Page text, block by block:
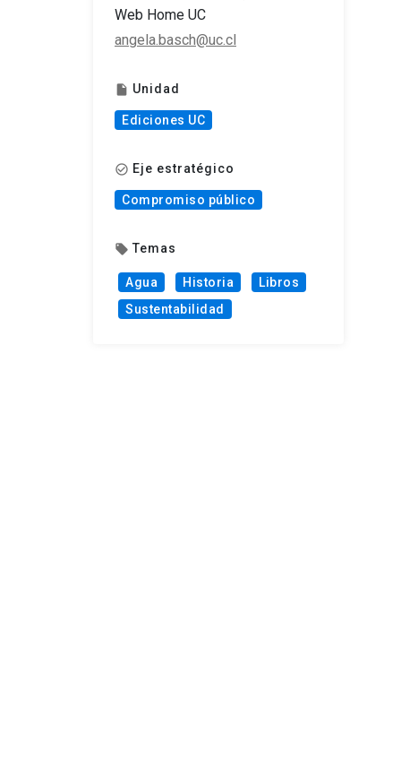
Web Home UC
angela.basch@uc.cl
insert_drive_file Unidad
Ediciones UC
check_circle_outline Eje estratégico
Compromiso público
local_offer Temas
Agua Historia
Libros
Sustentabilidad